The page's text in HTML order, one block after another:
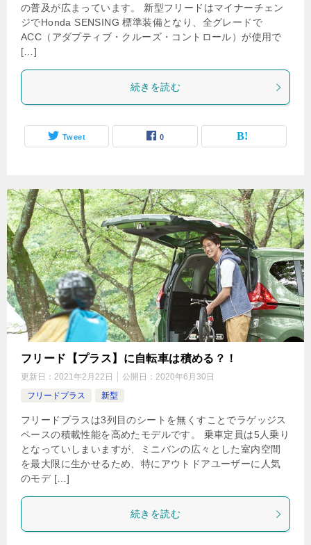
の普及が広まっています。 新型フリードはマイナーチェン
ジでHonda SENSING 標準装備となり、全グレードで
ACC（アダプティブ・クルーズ・コントロール）が使用で
[…]
続きを読む
Tweet 0
フリード【プラス】に自転車は積める？！
更新日： 2021年2月22日 公開日： 2020年6月30日
フリードプラス
新型
フリードプラスは3列目のシートを無くすことでラゲッジス
ペースの積載性能を高めたモデルです。 乗車定員は5人乗り
となっていしまいますが、ミニバンの広々とした室内空間
を最大限に生かせるため、特にアウトドアユーザーに人気
のモデ […]
続きを読む